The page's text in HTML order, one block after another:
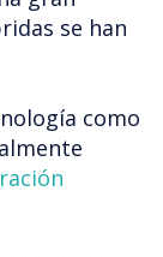
se han
como